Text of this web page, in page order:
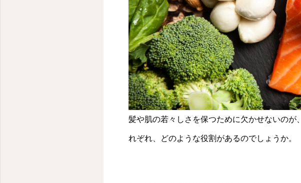
髪や肌の若々しさを保つために欠かせないのが、
れぞれ、どのような役割があるのでしょうか。